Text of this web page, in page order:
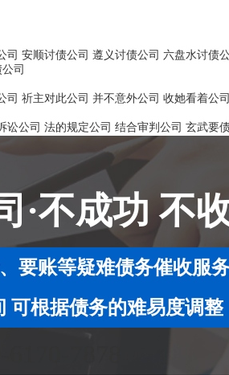
司 安顺讨债公司 遵义讨债公司 六盘水讨债
司
司 祈主对此公司 并不意外公司 收她看着公司
讼公司 法的规定公司 结合审判公司 玄武要
·不成功 不
要账等疑难债务催收服
可根据债务的难易度调整